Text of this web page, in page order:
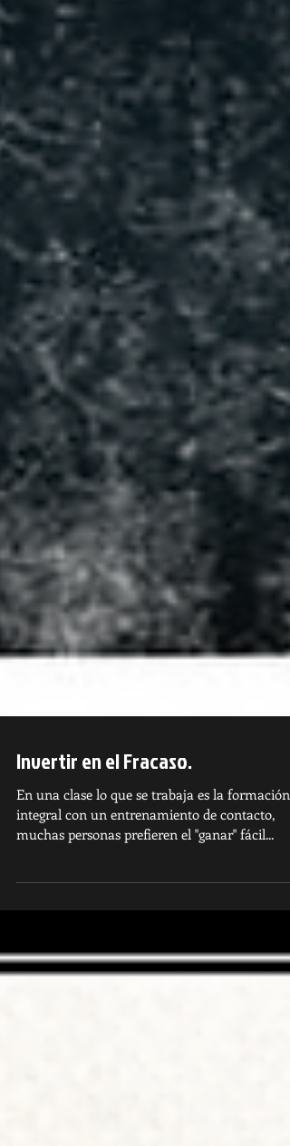
Invertir en el Fracaso.
En una clase lo que se trabaja es la formación
integral con un entrenamiento de contacto,